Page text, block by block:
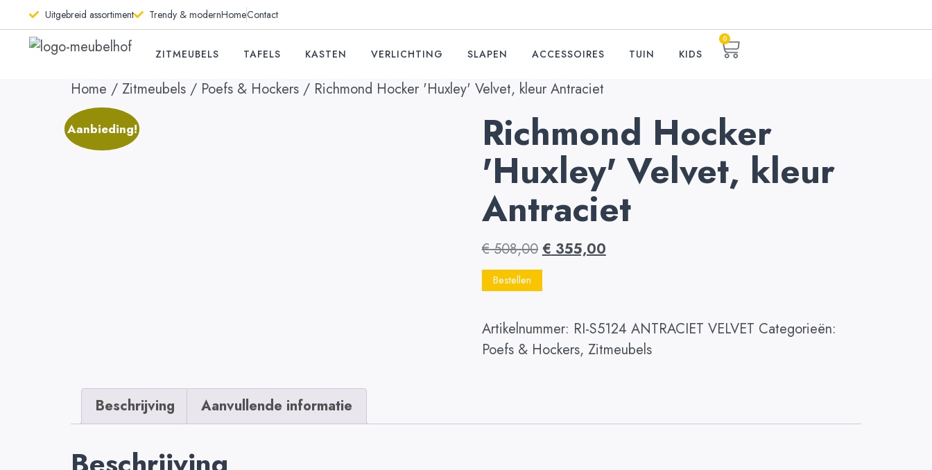
Uitgebreid assortiment Trendy & modernHomeContact
ZITMEUBELS TAFELS KASTEN VERLICHTING SLAPEN ACCESSOIRES TUIN KIDS
0
Home / Zitmeubels / Poefs & Hockers / Richmond Hocker 'Huxley' Velvet, kleur Antraciet
Aanbieding! Richmond Hocker
'Huxley' Velvet, kleur
Antraciet
€508,00 €355,00
Bestellen
Artikelnummer: RI-S5124 ANTRACIET VELVET Categorieën:
Poefs & Hockers, Zitmeubels
Beschrijving Aanvullende informatie